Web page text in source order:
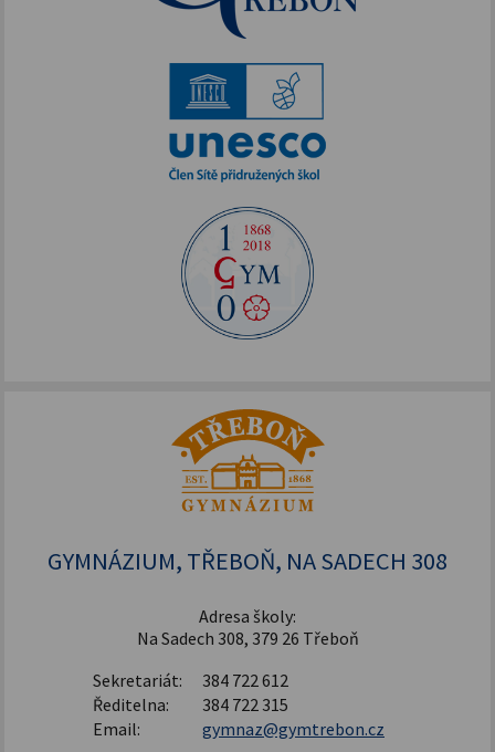
Podpora vzdělávání
Škola bez hranic
Půdní vestavba
Přírodovědné pobytové kurzy
Jazykové kompetence
Archív projektů
Zdravý životní styl
Akce podpořené FOTOS
Alej Toma Schreckera
FOTOSKOP
GYMNÁZIUM, TŘEBOŇ, NA SADECH 308
Adresa školy:
Na Sadech 308, 379 26 Třeboň
Sekretariát:
384 722 612
Ředitelna:
384 722 315
Email:
gymnaz@gymtrebon.cz